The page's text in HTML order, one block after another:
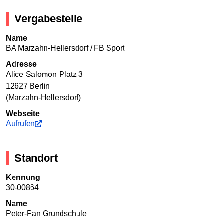
Vergabestelle
Name
BA Marzahn-Hellersdorf / FB Sport
Adresse
Alice-Salomon-Platz 3
12627 Berlin
(Marzahn-Hellersdorf)
Webseite
Aufrufen
Standort
Kennung
30-00864
Name
Peter-Pan Grundschule